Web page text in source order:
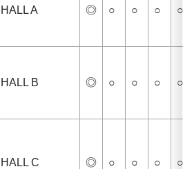
HALL A ◎ ○ ○ ○ ○
HALL B ◎ ○ ○ ○ ○
HALL C ◎ ○ ○ ○ ○